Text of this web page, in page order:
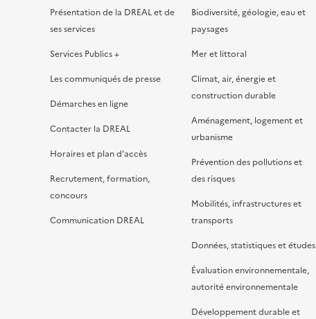
Présentation de la DREAL et de
ses services
Services Publics +
Les communiqués de presse
Démarches en ligne
Contacter la DREAL
Horaires et plan d’accès
Recrutement, formation,
concours
Communication DREAL
Biodiversité, géologie, eau et
paysages
Mer et littoral
Climat, air, énergie et
construction durable
Aménagement, logement et
urbanisme
Prévention des pollutions et
des risques
Mobilités, infrastructures et
transports
Données, statistiques et études
Évaluation environnementale,
autorité environnementale
Développement durable et